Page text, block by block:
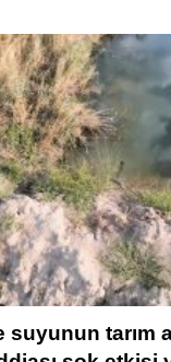
suyunun tarım